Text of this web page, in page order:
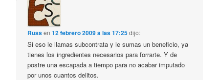
Russen12 febrero 2009 a las 17:25dijo:
Si eso le llamas subcontrata y le sumas un beneficio, ya
tienes los ingredientes necesarios para forrarte. Y de
postre una escapada a tiempo para no acabar imputado
por unos cuantos delitos.